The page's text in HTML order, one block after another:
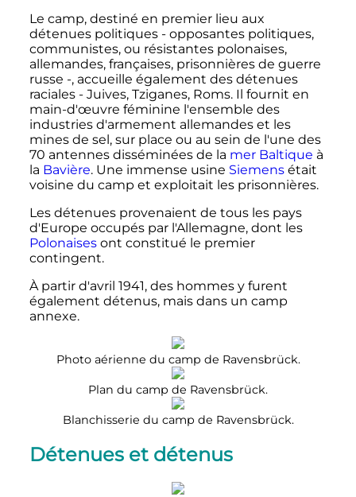
Le camp, destiné en premier lieu aux
détenues politiques - opposantes politiques,
communistes, ou résistantes polonaises,
allemandes, françaises, prisonnières de guerre
russe -, accueille également des détenues
raciales - Juives, Tziganes, Roms. Il fournit en
main-d'œuvre féminine l'ensemble des
industries d'armement allemandes et les
mines de sel, sur place ou au sein de l'une des
70 antennesdisséminées de la mer Baltique à
la Bavière. Une immense usine Siemensétait
voisine du camp et exploitait les prisonnières.
Les détenues provenaient de tous les pays
d'Europe occupés par l'Allemagne, dont les
Polonaisesont constitué le premier
contingent.
À partir d'avril 1941, des hommes y furent
également détenus, mais dans un camp
annexe.
Photo aérienne du camp de Ravensbrück.
Plan du camp de Ravensbrück.
Blanchisserie du camp de Ravensbrück.
Détenues et détenus